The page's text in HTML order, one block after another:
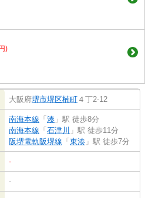
)
大阪府堺市堺区楠町 ４丁2-12
南海本線 「 湊 」駅 徒歩8分
南海本線 「 石津川 」駅 徒歩11分
阪堺電軌阪堺線 「 東湊 」駅 徒歩7分
-
-